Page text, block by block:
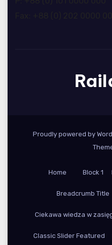
Proudly powered by
Home Block 1
Breadcrumb Title
Ciekawa wiedza w
Classic Slider Featured